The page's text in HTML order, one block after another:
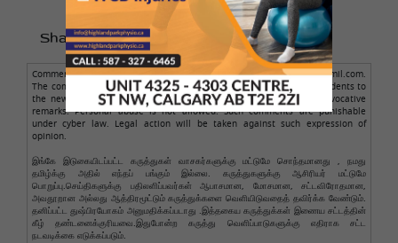
Share to :
Comments posted here are from readers only, not from NamathuTamil.com.
The comment author is solely responsible for the comments. Respondents to
the news should avoid making obscene, illegal, defamatory, or provocative
remarks. Personal abuse is not allowed. Such comments are punishable
under cyber law. Legal action will be taken against such expression of
opinion.
இங்கே இடுகையிடப்பட்ட கருத்துகள் வாசகர்களுக்கு மட்டுமே சொந்தமானது , நமது
தமிழ்க்கு அதில் எந்தப் பங்கும் இல்லை. கருத்துகளுக்கு ஆசிரியர் மட்டுமே
பொறுப்பு.செய்திகளுக்கு பதிலளிப்பவர்கள் ஆபாசமான, மோசமான, சட்டவிரோதமான,
அவதூறான அல்லது ஆத்திரமூட்டும் கருத்துக்களை வெளியிடுவதைத் தவிர்க்க வேண்டும்.
தனிப்பட்ட துஷ்பிரயோகம் அனுமதிக்கப்படாது .இத்தகைய கருத்துக்கள் இணைய சட்டத்தின்
கீழ் தண்டனைக்குரியவை.இதுபோன்ற கருத்து வெளிப்பாடுகளுக்கு எதிராக சட்ட
நடவடிக்கை எடுக்கப்படும்.